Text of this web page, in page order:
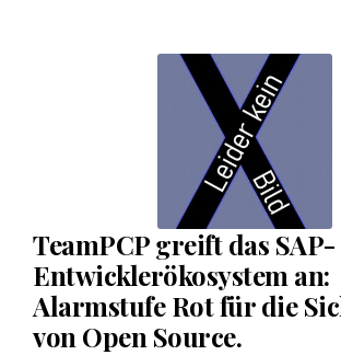
TeamPCP greift das SAP-
Entwicklerökosystem an:
Alarmstufe Rot für die
von Open Source.